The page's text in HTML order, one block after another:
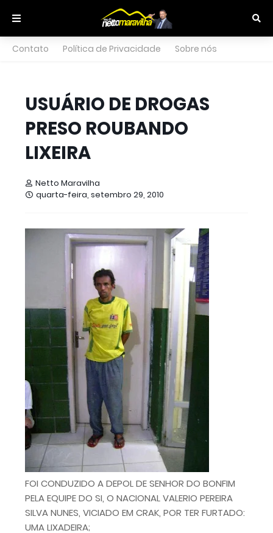
Contato Política de Privacidade Sobre nós
USUÁRIO DE DROGAS
PRESO ROUBANDO
LIXEIRA
Netto Maravilha
quarta-feira, setembro 29, 2010
FOI CONDUZIDO A DEPOL DE SENHOR DO BONFIM
PELA EQUIPE DO SI, O NACIONAL VALERIO PEREIRA
SILVA NUNES, VICIADO EM CRAK, POR TER FURTADO:
UMA LIXADEIRA;